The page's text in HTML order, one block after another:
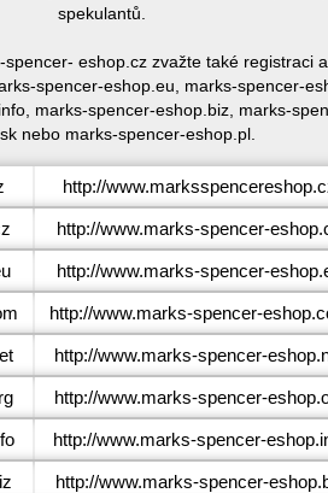
spekulantů.
eshop.cz zvažte také registraci
spencer-eshop.eu, marks-spencer-
marks-spencer-eshop.biz, marks-
nebo marks-spencer-eshop.pl.
http://
http://www.marks-spencer-
http://www.marks-spencer-
http://www.marks-spencer-
http://www.marks-spencer-
http://www.marks-spencer-
http://www.marks-spencer-
http://www.marks-spencer-